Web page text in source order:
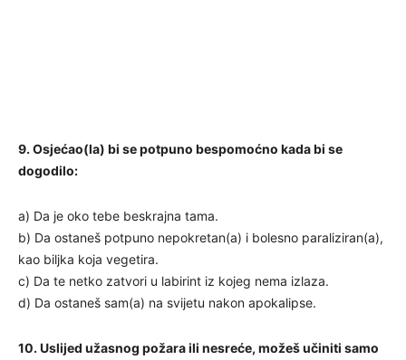
9. Osjećao(la) bi se potpuno bespomoćno kada bi se
dogodilo:
a) Da je oko tebe beskrajna tama.
b) Da ostaneš potpuno nepokretan(a) i bolesno paraliziran(a),
kao biljka koja vegetira.
c) Da te netko zatvori u labirint iz kojeg nema izlaza.
d) Da ostaneš sam(a) na svijetu nakon apokalipse.
10. Uslijed užasnog požara ili nesreće, možeš učiniti samo